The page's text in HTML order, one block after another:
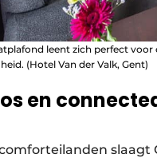
leent zich perfect
(Hotel Van der Valk, Gent)
en
slaagt